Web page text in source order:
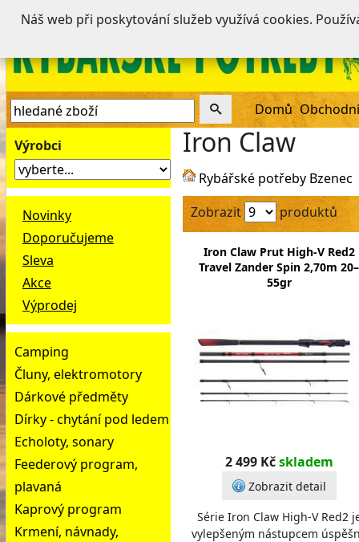
Domů
Výrobci
Novinky
Doporučujeme
Sleva
Akce
Výprodej
Camping
Čluny, elektromotory
Dárkové předměty
Dírky - chytání pod ledem
Echoloty, sonary
Feederový program,
plavaná
Kaprový program
Krmení, návnady,
Iron Claw
Rybářské potřeby Bzenec
Zobrazit
produktů
Iron Claw Prut High-V Red2
Travel Zander Spin 2,70m 20–
55gr
2 499 Kč skladem
Zobrazit detail
Série Iron Claw High-V Red2
vylepšeným nástupcem
Náš web při poskytování služeb využívá cookies.